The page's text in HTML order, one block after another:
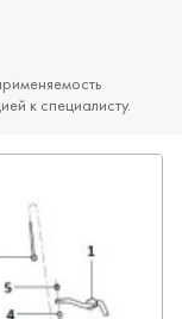
к специалисту.